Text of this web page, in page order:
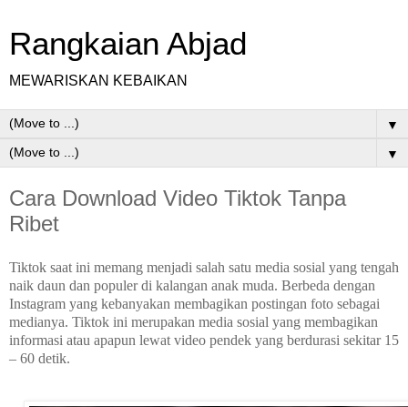
Rangkaian Abjad
MEWARISKAN KEBAIKAN
▼
▼
Cara Download Video Tiktok Tanpa
Ribet
Tiktok saat ini memang menjadi salah satu media sosial yang tengah
naik daun dan populer di kalangan anak muda. Berbeda dengan
Instagram yang kebanyakan membagikan postingan foto sebagai
medianya. Tiktok ini merupakan media sosial yang membagikan
informasi atau apapun lewat video pendek yang berdurasi sekitar 15
– 60 detik.